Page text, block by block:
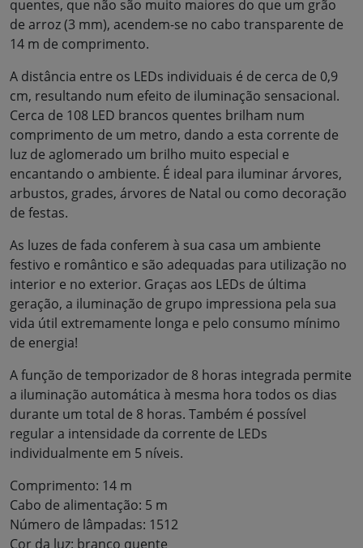
quentes, que não são muito maiores do que um grão
de arroz (3 mm), acendem-se no cabo transparente de
14 m de comprimento.
A distância entre os LEDs individuais é de cerca de 0,9
cm, resultando num efeito de iluminação sensacional.
Cerca de 108 LED brancos quentes brilham num
comprimento de um metro, dando a esta corrente de
luz de aglomerado um brilho muito especial e
encantando o ambiente. É ideal para iluminar árvores,
arbustos, grades, árvores de Natal ou como decoração
de festas.
As luzes de fada conferem à sua casa um ambiente
festivo e romântico e são adequadas para utilização no
interior e no exterior. Graças aos LEDs de última
geração, a iluminação de grupo impressiona pela sua
vida útil extremamente longa e pelo consumo mínimo
de energia!
A função de temporizador de 8 horas integrada permite
a iluminação automática à mesma hora todos os dias
durante um total de 8 horas. Também é possível
regular a intensidade da corrente de LEDs
individualmente em 5 níveis.
Comprimento: 14 m
Cabo de alimentação: 5 m
Número de lâmpadas: 1512
Cor da luz: branco quente